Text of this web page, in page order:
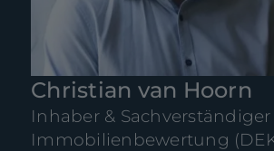
Christian van Hoorn
Inhaber &
Immobilienbewertung